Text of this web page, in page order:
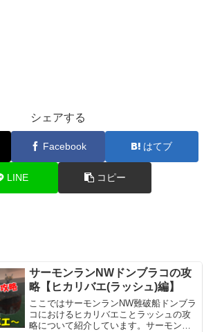
シェアする
Facebook はてブ
LINE コピー
サーモンランNWドンブラコの攻
略【ヒカリバエ(ラッシュ)編】
ここではサーモンランNW難破船ドンブラ
コにおけるヒカリバエことラッシュの攻
略について紹介しています。サーモンラ